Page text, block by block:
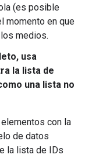
(es posible
momento en que
medios.
usa
la lista de
una lista no
con la
de datos
la lista de IDs